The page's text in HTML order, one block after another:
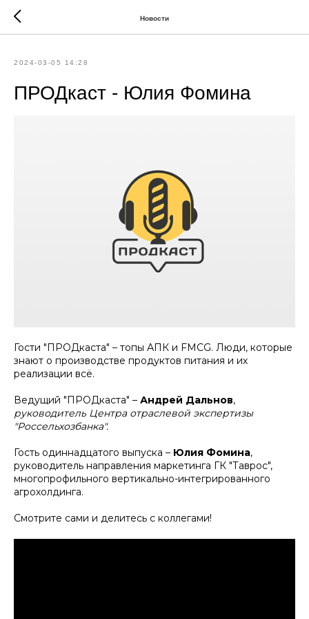
Новости
2024-03-05 14:28
ПРОДкаст - Юлия Фомина
Гости "ПРОДкаста" – топы АПК и FMCG. Люди, которые
знают о производстве продуктов питания и их
реализации всё.
Ведущий "ПРОДкаста" – Андрей Дальнов,
руководитель Центра отраслевой экспертизы
"Россельхозбанка".
Гость одиннадцатого выпуска – Юлия Фомина,
руководитель направления маркетинга ГК "Таврос",
многопрофильного вертикально-интегрированного
агрохолдинга.
Смотрите сами и делитесь с коллегами!